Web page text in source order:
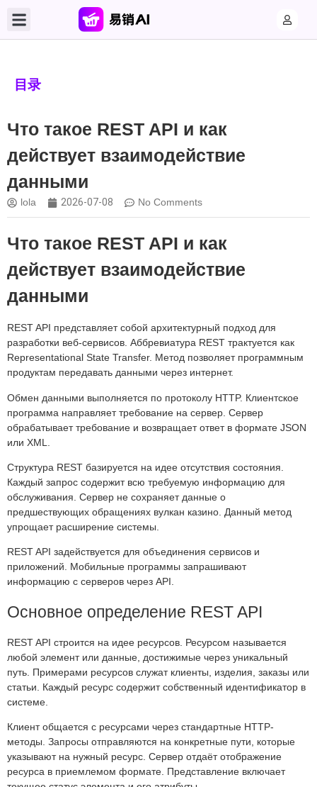
目录
Что такое REST API и как
действует взаимодействие
данными
lola 2026-07-08 No Comments
Что такое REST API и как
действует взаимодействие
данными
REST API представляет собой архитектурный подход для
разработки веб-сервисов. Аббревиатура REST трактуется как
Representational State Transfer. Метод позволяет программным
продуктам передавать данными через интернет.
Обмен данными выполняется по протоколу HTTP. Клиентское
программа направляет требование на сервер. Сервер
обрабатывает требование и возвращает ответ в формате JSON
или XML.
Структура REST базируется на идее отсутствия состояния.
Каждый запрос содержит всю требуемую информацию для
обслуживания. Сервер не сохраняет данные о
предшествующих обращениях вулкан казино. Данный метод
упрощает расширение системы.
REST API задействуется для объединения сервисов и
приложений. Мобильные программы запрашивают
информацию с серверов через API.
Основное определение REST API
REST API строится на идее ресурсов. Ресурсом называется
любой элемент или данные, достижимые через уникальный
путь. Примерами ресурсов служат клиенты, изделия, заказы или
статьи. Каждый ресурс содержит собственный идентификатор в
системе.
Клиент общается с ресурсами через стандартные HTTP-
методы. Запросы отправляются на конкретные пути, которые
указывают на нужный ресурс. Сервер отдаёт отображение
ресурса в приемлемом формате. Представление включает